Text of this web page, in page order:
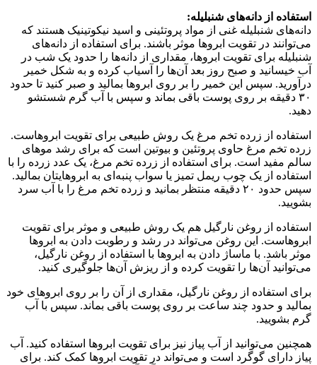
استفاده از دانه‌های شنبلیله:
دانه‌های شنبلیله غنی از مواد پروتئینی و اسید نیکوتینیک هستند که
می‌توانند در تقویت ابروها موثر باشند. برای استفاده از دانه‌های
شنبلیله برای تقویت ابروها، مقداری از دانه‌ها را حدود یک شب در
آب خیسانید و صبح روز بعد آن‌ها را آسیاب کرده و به شکل خمیر
درآورید. سپس این خمیر را بر روی ابروها بمالید و صبر کنید تا حدود
۳۰ دقیقه بر روی پوست باقی بماند و سپس با آب گرم شستشو
دهید.
استفاده از زرده تخم مرغ یک روش طبیعی برای تقویت ابروهاست.
زرده تخم مرغ حاوی پروتئین و بیوتین است که برای رشد موهای
سالم مفید است. برای استفاده از زرده تخم مرغ، یک عدد زرده را با
استفاده از یک چوب ریمل تمیز یا سواب پنبه‌ای به ابروهایتان بمالید.
سپس حدود ۲۰ دقیقه منتظر بمانید و زرده تخم مرغ را با آب سرد
بشویید.
استفاده از روغن نارگیل هم یک روش طبیعی و موثر برای تقویت
ابروهاست. این روغن می‌تواند در رشد و رطوبت دادن به ابروها
موثر باشد. با ماساژ دادن به ابروها با استفاده از روغن نارگیل،
می‌توانید آن‌ها را تقویت کرده و از ریزش آن‌ها جلوگیری کنید.
برای استفاده از روغن نارگیل، مقداری از آن را بر روی ابروهای خود
بمالید و حدود چند ساعت بر روی پوست باقی بماند. سپس با آب
گرم بشویید.
همچنین می‌توانید از آب پیاز نیز برای تقویت ابروها استفاده کنید. آب
پیاز دارای گوگرد است و می‌تواند در تقویت ابروها کمک کند. برای